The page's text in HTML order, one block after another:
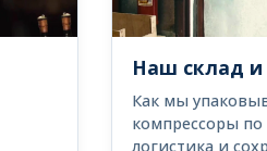
Наш склад и
Как мы
компрессоры по
логистика и